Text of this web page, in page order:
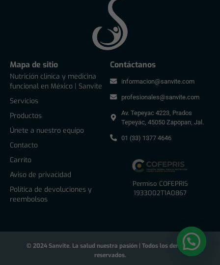
Mapa de sitio
Nutrición clínica y medicina
funcional en México | Sanvite
Servicios
Productos
Únete a nuestro equipo
Contacto
Carrito
Aviso de privacidad
Política de devoluciones y
reembolsos
Contáctanos
informacion@sanvite.com
profesionales@sanvite.com
Av. Tepeyac 4223, Prados
Tepeyac, 45050 Zapopan, Jal.
01 (33) 1377 4646
Permiso COFEPRIS
1933002T1A0867
© 2024 Sanvite. La salud nuestra pasión | Todos los derechos
reservados.